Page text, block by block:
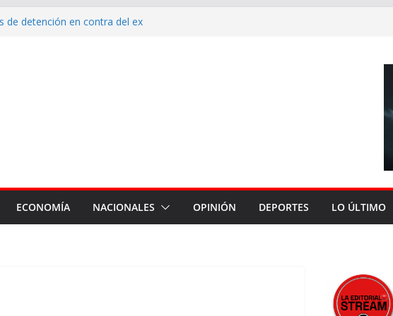
de detención en contra del ex
ECONOMÍA NACIONALES OPINIÓN DEPORTES LO ÚLTIMO